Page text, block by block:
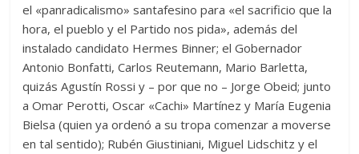
el «panradicalismo» santafesino para «el sacrificio que la
hora, el pueblo y el Partido nos pida», además del
instalado candidato Hermes Binner; el Gobernador
Antonio Bonfatti, Carlos Reutemann, Mario Barletta,
quizás Agustín Rossi y – por que no – Jorge Obeid; junto
a Omar Perotti, Oscar «Cachi» Martínez y María Eugenia
Bielsa (quien ya ordenó a su tropa comenzar a moverse
en tal sentido); Rubén Giustiniani, Miguel Lidschitz y el